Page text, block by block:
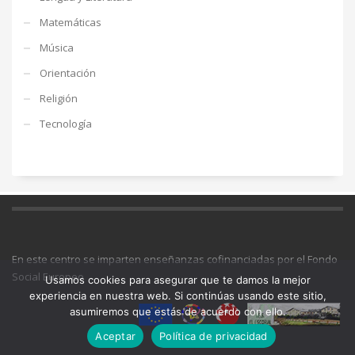
Matemáticas
Música
Orientación
Religión
Tecnología
En este centro se imparten enseñanzas cofinanciadas por el Fondo
Social Europeo
Usamos cookies para asegurar que te damos la mejor
experiencia en nuestra web. Si continúas usando este sitio,
asumiremos que estás de acuerdo con ello.
Aceptar
Política de privacidad